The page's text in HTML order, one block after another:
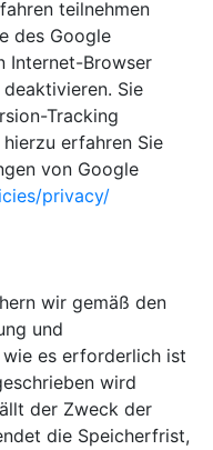
teilnehmen
des Google
Internet-Browser
Sie
Tracking
erfahren Sie
von Google
privacy/
wir gemäß den
und
es erforderlich ist
wird
der Zweck der
die Speicherfrist,